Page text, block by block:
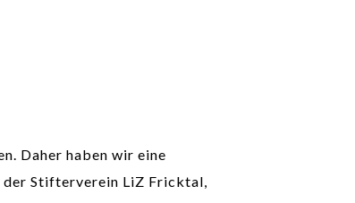
Daher haben wir eine
der Stifterverein LiZ Fricktal,